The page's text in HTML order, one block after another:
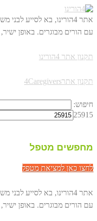
אתר 4הורינו, בא לסייע
עם הורים מבוגרים. באופן
תקנון אתר 4הורינו
תקנון אתר4Caregivers
חיפוש:
25915
מחפשים מטפל
לחצו כאן למציאת מטפל
אתר 4הורינו, בא לסייע
עם הורים מבוגרים. באופן